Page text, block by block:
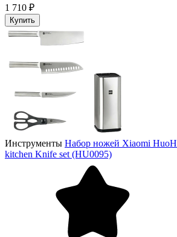
1 710 ₽
Купить
Инструменты Набор ножей Xiaomi
kitchen Knife set (HU0095)